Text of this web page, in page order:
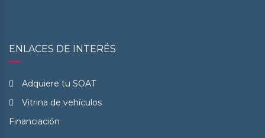
ENLACES DE INTERÉS
Adquiere tu SOAT
Vitrina de vehículos
Financiación